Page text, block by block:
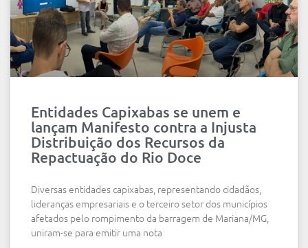
Entidades Capixabas se unem e
lançam Manifesto contra a Injusta
Distribuição dos Recursos da
Repactuação do Rio Doce
Diversas entidades capixabas, representando cidadãos,
lideranças empresariais e o terceiro setor dos municípios
afetados pelo rompimento da barragem de Mariana/MG,
uniram-se para emitir uma nota